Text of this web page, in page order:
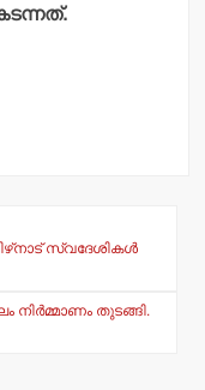
സ്വദേശികള്‍
നിര്‍മ്മാണം തുടങ്ങി.